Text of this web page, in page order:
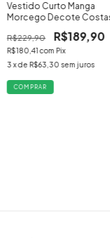
Vestido Curto Manga
Morcego Decote
R$229,90 R$189,90
R$180,41com Pix
3 x de R$63,30 sem juros
COMPRAR